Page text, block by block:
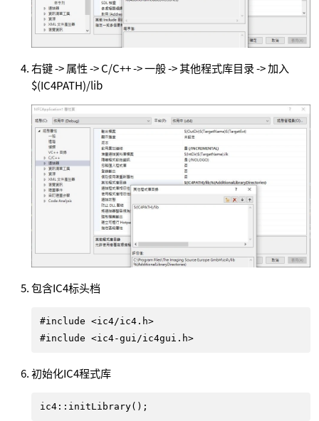
右键 -> 属性 -> C/C++ -> 一般 -> 其他程式库目录 -> 加入
$(IC4PATH)/lib
包含IC4标头档
#include <ic4/ic4.h>
#include <ic4-gui/ic4gui.h>
初始化IC4程式库
ic4::initLibrary();